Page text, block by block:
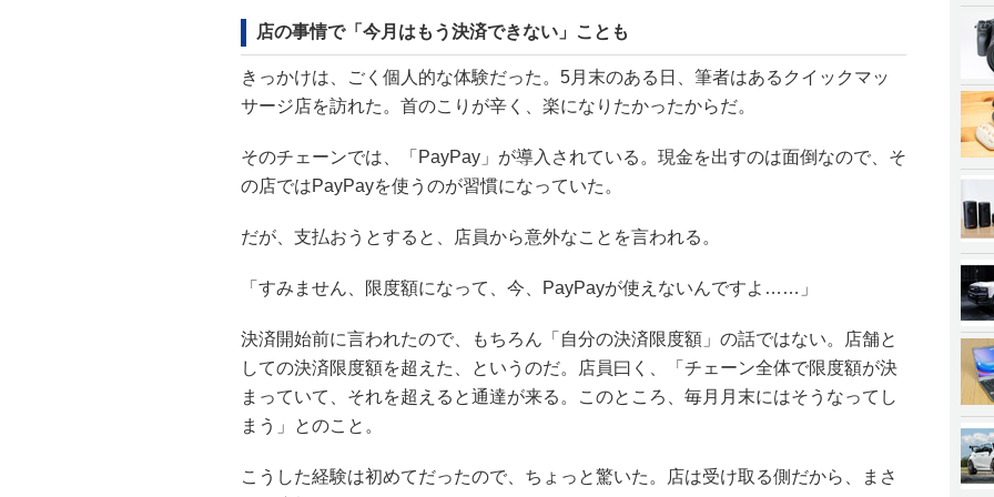
店の事情で「今月はもう決済できない」ことも
きっかけは、ごく個人的な体験だった。5月末のある日、筆者はあるクイックマッ
サージ店を訪れた。首のこりが辛く、楽になりたかったからだ。
そのチェーンでは、「PayPay」が導入されている。現金を出すのは面倒なので、そ
の店ではPayPayを使うのが習慣になっていた。
だが、支払おうとすると、店員から意外なことを言われる。
「すみません、限度額になって、今、PayPayが使えないんですよ……」
決済開始前に言われたので、もちろん「自分の決済限度額」の話ではない。店舗と
しての決済限度額を超えた、というのだ。店員曰く、「チェーン全体で限度額が決
まっていて、それを超えると通達が来る。このところ、毎月月末にはそうなってし
まう」とのこと。
こうした経験は初めてだったので、ちょっと驚いた。店は受け取る側だから、まさ